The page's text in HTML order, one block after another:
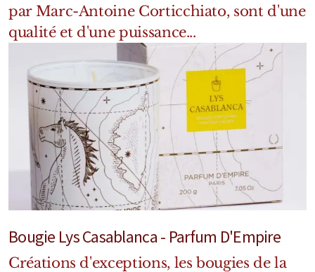
par Marc-Antoine Corticchiato, sont d'une
qualité et d'une puissance...
Bougie Lys Casablanca - Parfum D'Empire
Créations d'exceptions, les bougies de la